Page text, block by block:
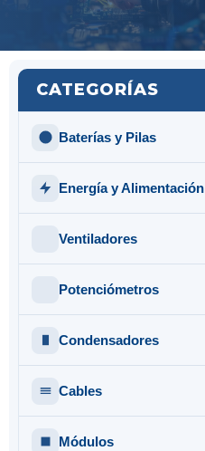
CATEGORÍAS
Baterías y Pilas
Energía y Alimentación
Ventiladores
Potenciómetros
Condensadores
Cables
Módulos